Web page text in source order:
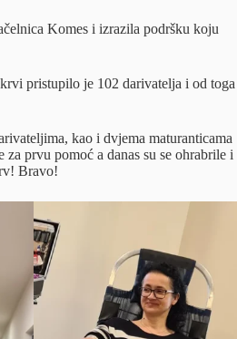
Komes i izrazila podršku koju
pristupilo je 102 darivatelja i od toga
kao i dvjema maturanticama
za prvu pomoć a danas su se ohrabrile i
Bravo!